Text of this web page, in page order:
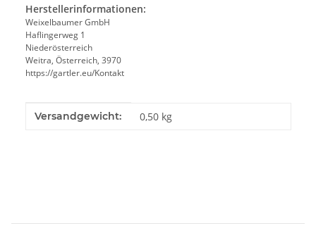
Herstellerinformationen:
Weixelbaumer GmbH
Haflingerweg 1
Niederösterreich
Weitra, Österreich, 3970
https://gartler.eu/Kontakt
Produkteigenschaft
Wert
Versandgewicht: 0,50 kg